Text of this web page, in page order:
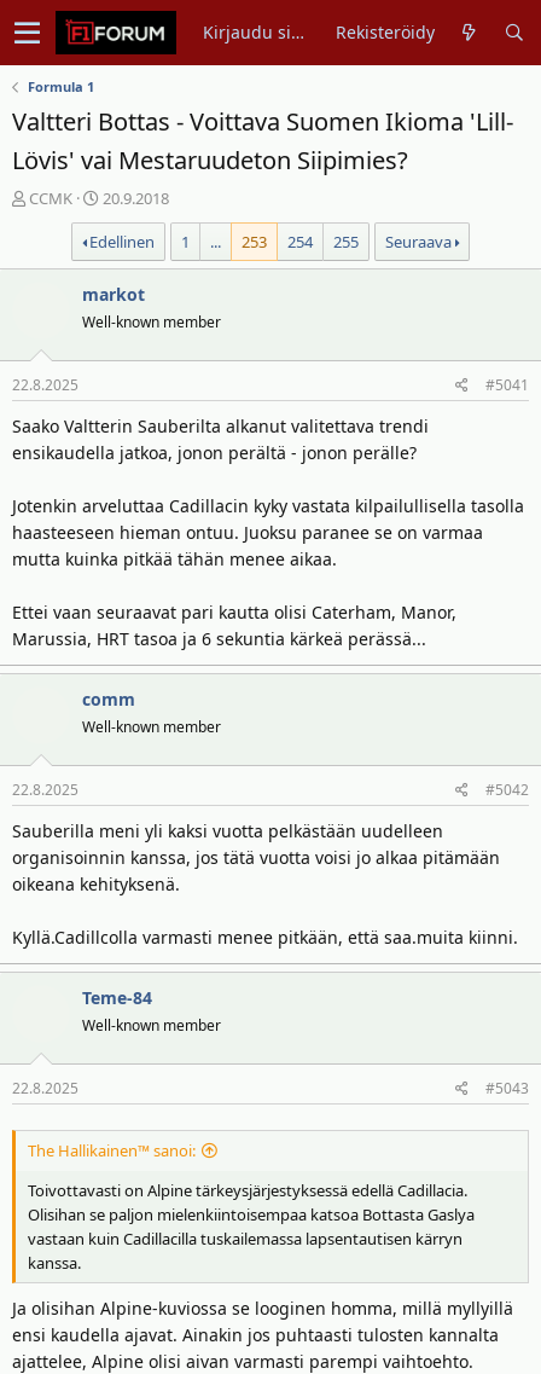
Kirjaudu sisään Rekisteröidy
Formula 1
Valtteri Bottas - Voittava Suomen Ikioma 'Lill-
Lövis' vai Mestaruudeton Siipimies?
V
s
e
t
u
n
l
o
i
t
a
a
CCMK
A
l
o
i
t
u
p
v
ä
ä
ä
r
20.9.2018
Edellinen
1 ... 253 254 255 Seuraava
markot
Well-known member
22.8.2025 #5041
Saako Valtterin Sauberilta alkanut valitettava trendi
ensikaudella jatkoa, jonon perältä - jonon perälle?
Jotenkin arveluttaa Cadillacin kyky vastata kilpailullisella tasolla
haasteeseen hieman ontuu. Juoksu paranee se on varmaa
mutta kuinka pitkää tähän menee aikaa.
Ettei vaan seuraavat pari kautta olisi Caterham, Manor,
Marussia, HRT tasoa ja 6 sekuntia kärkeä perässä...
comm
Well-known member
22.8.2025 #5042
Sauberilla meni yli kaksi vuotta pelkästään uudelleen
organisoinnin kanssa, jos tätä vuotta voisi jo alkaa pitämään
oikeana kehityksenä.
Kyllä.Cadillcolla varmasti menee pitkään, että saa.muita kiinni.
Teme-84
Well-known member
22.8.2025 #5043
The Hallikainen™ sanoi:
Toivottavasti on Alpine tärkeysjärjestyksessä edellä Cadillacia.
Olisihan se paljon mielenkiintoisempaa katsoa Bottasta Gaslya
vastaan kuin Cadillacilla tuskailemassa lapsentautisen kärryn
kanssa.
Ja olisihan Alpine-kuviossa se looginen homma, millä myllyillä
ensi kaudella ajavat. Ainakin jos puhtaasti tulosten kannalta
ajattelee, Alpine olisi aivan varmasti parempi vaihtoehto.